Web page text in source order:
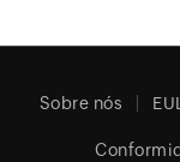
Sobre nós